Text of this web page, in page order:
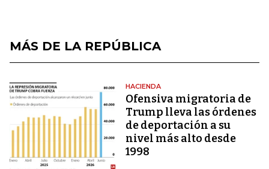
MÁS DE LA REPÚBLICA
HACIENDA
Ofensiva migratoria de
Trump lleva las órdenes
de deportación a su
nivel más alto desde
1998